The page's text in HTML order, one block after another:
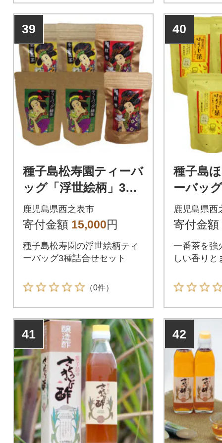
39
種子島松寿園ティーバ
ッグ「浮世絵柄」3種
詰め合わせ6袋セット
鹿児島県西之表市
寄付金額 15,000円
種子島松寿園の浮世絵柄ティ
ーバッグ3種詰合せセット
（0件）
40
種子島
ーバッ
鹿児島県西
寄付金額
一番茶を強
しい香りと
41 42